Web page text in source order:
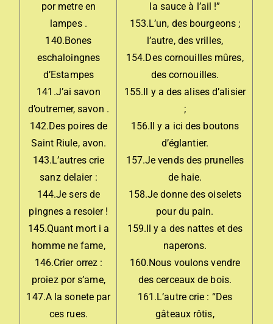
por metre en
lampes .
140.Bones
eschaloingnes
d’Estampes
141.J’ai savon
d’outremer, savon .
142.Des poires de
Saint Riule, avon.
143.L’autres crie
sanz delaier :
144.Je sers de
pingnes a resoier !
145.Quant mort i a
homme ne fame,
146.Crier orrez :
proiez por s’ame,
147.A la sonete par
ces rues.
la sauce à l’ail !”
153.L’un, des bourgeons ;
l’autre, des vrilles,
154.Des cornouilles mûres,
des cornouilles.
155.Il y a des alises d’alisier
;
156.Il y a ici des boutons
d’églantier.
157.Je vends des prunelles
de haie.
158.Je donne des oiselets
pour du pain.
159.Il y a des nattes et des
naperons.
160.Nous voulons vendre
des cerceaux de bois.
161.L’autre crie : “Des
gâteaux rôtis,